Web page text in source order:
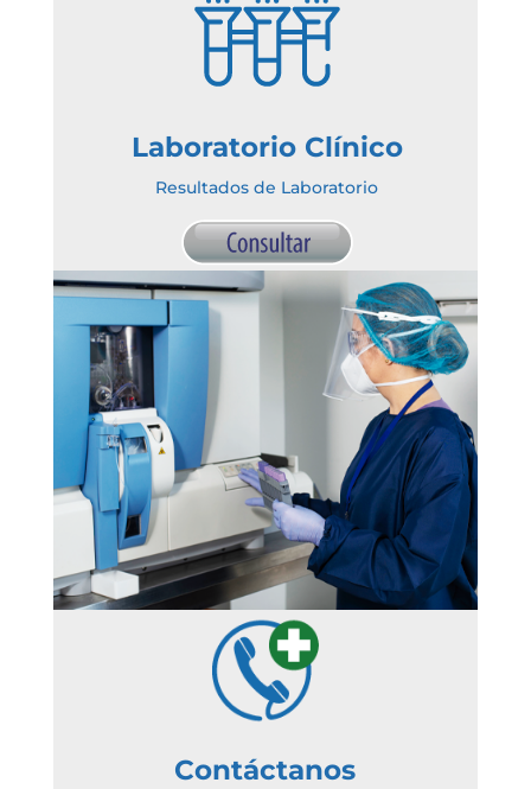
Laboratorio Clínico
Resultados de Laboratorio
Contáctanos